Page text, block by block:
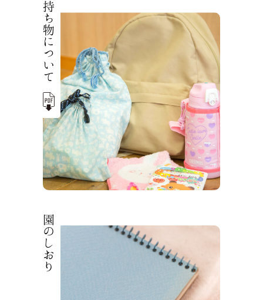
持ち物について
園のしおり